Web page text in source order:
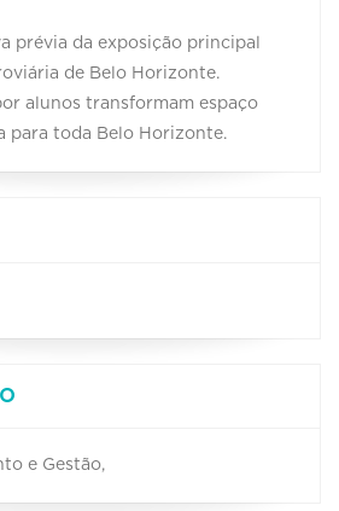
prévia da exposição principal
de Belo Horizonte.
alunos transformam espaço
para toda Belo Horizonte.
e Gestão,